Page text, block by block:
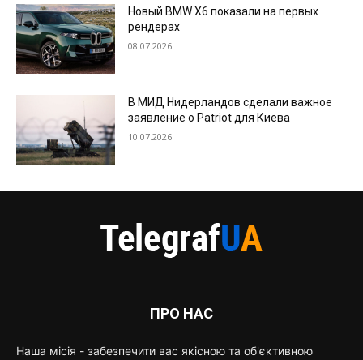
Новый BMW X6 показали на первых
рендерах
08.07.2026
В МИД Нидерландов сделали важное
заявление о Patriot для Киева
10.07.2026
ПРО НАС
Наша місія - забезпечити вас якісною та об'єктивною